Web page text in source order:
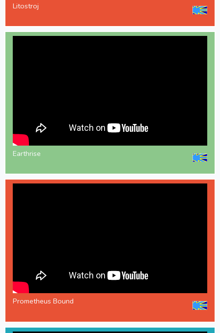
Litostroj
Earthrise
Prometheus Bound